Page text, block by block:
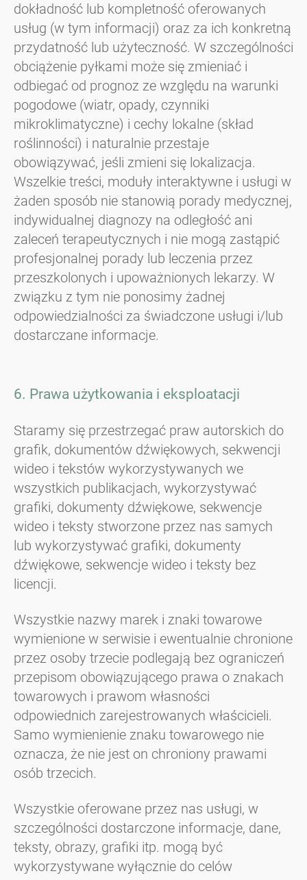
dokładność lub kompletność oferowanych
usług (w tym informacji) oraz za ich konkretną
przydatność lub użyteczność. W szczególności
obciążenie pyłkami może się zmieniać i
odbiegać od prognoz ze względu na warunki
pogodowe (wiatr, opady, czynniki
mikroklimatyczne) i cechy lokalne (skład
roślinności) i naturalnie przestaje
obowiązywać, jeśli zmieni się lokalizacja.
Wszelkie treści, moduły interaktywne i usługi w
żaden sposób nie stanowią porady medycznej,
indywidualnej diagnozy na odległość ani
zaleceń terapeutycznych i nie mogą zastąpić
profesjonalnej porady lub leczenia przez
przeszkolonych i upoważnionych lekarzy. W
związku z tym nie ponosimy żadnej
odpowiedzialności za świadczone usługi i/lub
dostarczane informacje.
6. Prawa użytkowania i eksploatacji
Staramy się przestrzegać praw autorskich do
grafik, dokumentów dźwiękowych, sekwencji
wideo i tekstów wykorzystywanych we
wszystkich publikacjach, wykorzystywać
grafiki, dokumenty dźwiękowe, sekwencje
wideo i teksty stworzone przez nas samych
lub wykorzystywać grafiki, dokumenty
dźwiękowe, sekwencje wideo i teksty bez
licencji.
Wszystkie nazwy marek i znaki towarowe
wymienione w serwisie i ewentualnie chronione
przez osoby trzecie podlegają bez ograniczeń
przepisom obowiązującego prawa o znakach
towarowych i prawom własności
odpowiednich zarejestrowanych właścicieli.
Samo wymienienie znaku towarowego nie
oznacza, że nie jest on chroniony prawami
osób trzecich.
Wszystkie oferowane przez nas usługi, w
szczególności dostarczone informacje, dane,
teksty, obrazy, grafiki itp. mogą być
wykorzystywane wyłącznie do celów